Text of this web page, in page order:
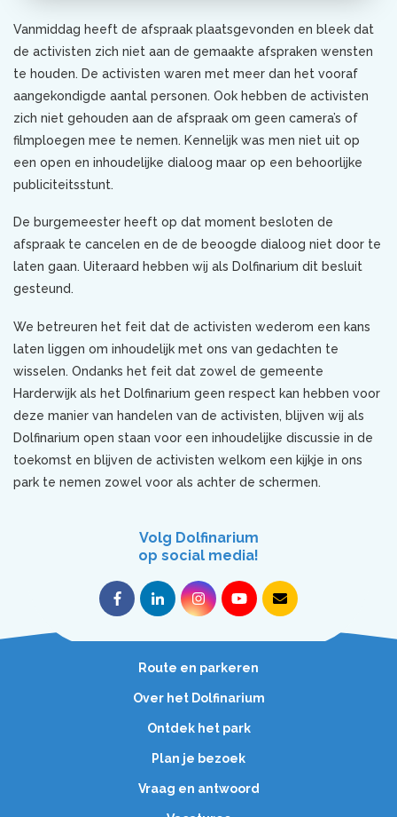
Vanmiddag heeft de afspraak plaatsgevonden en bleek dat
de activisten zich niet aan de gemaakte afspraken wensten
te houden. De activisten waren met meer dan het vooraf
aangekondigde aantal personen. Ook hebben de activisten
zich niet gehouden aan de afspraak om geen camera’s of
filmploegen mee te nemen. Kennelijk was men niet uit op
een open en inhoudelijke dialoog maar op een behoorlijke
publiciteitsstunt.
De burgemeester heeft op dat moment besloten de
afspraak te cancelen en de de beoogde dialoog niet door te
laten gaan. Uiteraard hebben wij als Dolfinarium dit besluit
gesteund.
We betreuren het feit dat de activisten wederom een kans
laten liggen om inhoudelijk met ons van gedachten te
wisselen. Ondanks het feit dat zowel de gemeente
Harderwijk als het Dolfinarium geen respect kan hebben voor
deze manier van handelen van de activisten, blijven wij als
Dolfinarium open staan voor een inhoudelijke discussie in de
toekomst en blijven de activisten welkom een kijkje in ons
park te nemen zowel voor als achter de schermen.
Volg Dolfinarium
op social media!
Route en parkeren
Over het Dolfinarium
Ontdek het park
Plan je bezoek
Vraag en antwoord